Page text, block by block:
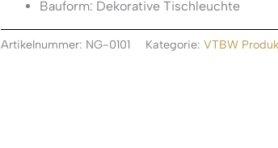
Bauform: Dekorative Tischleuchte
Artikelnummer: NG-0101 Kategorie: VTBW